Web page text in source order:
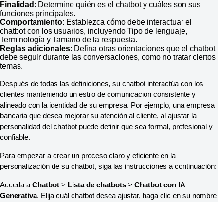
Finalidad : Determine quién es el chatbot y cuáles son sus
funciones principales.
Comportamiento: Establezca cómo debe interactuar el
chatbot con los usuarios, incluyendo Tipo de lenguaje,
Terminología y Tamaño de la respuesta.
Reglas adicionales: Defina otras orientaciones que el chatbot
debe seguir durante las conversaciones, como no tratar ciertos
temas.
Después de todas las definiciones, su chatbot interactúa con los
clientes manteniendo un estilo de comunicación consistente y
alineado con la identidad de su empresa. Por ejemplo, una empresa
bancaria que desea mejorar su atención al cliente, al ajustar la
personalidad del chatbot puede definir que sea formal, profesional y
confiable.
Para empezar a crear un proceso claro y eficiente en la
personalización de su chatbot, siga las instrucciones a continuación:
Acceda a Chatbot > Lista de chatbots > Chatbot con IA
Generativa. Elija cuál chatbot desea ajustar, haga clic en su nombre